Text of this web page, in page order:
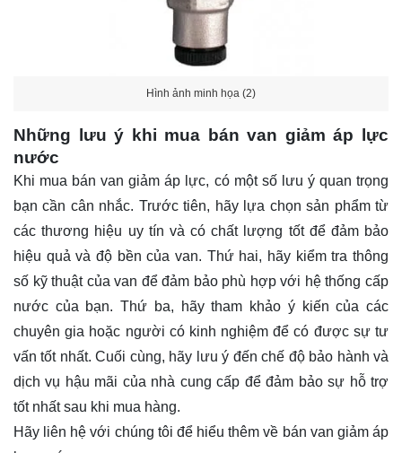
Hình ảnh minh họa (2)
Những lưu ý khi mua bán van giảm áp lực
nước
Khi mua bán van giảm áp lực, có một số lưu ý quan trọng
bạn cần cân nhắc. Trước tiên, hãy lựa chọn sản phẩm từ
các thương hiệu uy tín và có chất lượng tốt để đảm bảo
hiệu quả và độ bền của van. Thứ hai, hãy kiểm tra thông
số kỹ thuật của van để đảm bảo phù hợp với hệ thống cấp
nước của bạn. Thứ ba, hãy tham khảo ý kiến của các
chuyên gia hoặc người có kinh nghiệm để có được sự tư
vấn tốt nhất. Cuối cùng, hãy lưu ý đến chế độ bảo hành và
dịch vụ hậu mãi của nhà cung cấp để đảm bảo sự hỗ trợ
tốt nhất sau khi mua hàng.
Hãy liên hệ với chúng tôi để hiểu thêm về bán van giảm áp